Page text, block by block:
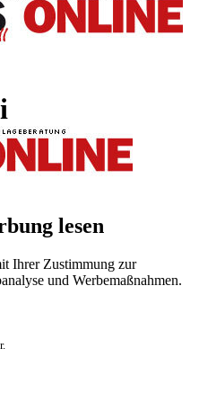
lesen
Ihrer Zustimmung zur
und Werbemaßnahmen.